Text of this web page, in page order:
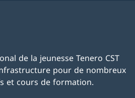
de la jeunesse Tenero CST
pour de nombreux
et cours de formation.